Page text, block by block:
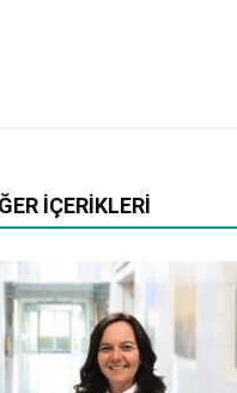
İÇERIKLERI